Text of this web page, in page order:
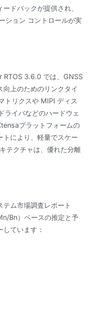
ドバックが提供され、
ション コントロールが実
3.6.0 では、GNSS
上のためのリンクタイ
トリクスや MIPI ディス
ライバなどのハードウェ
プラットフォームの
トにより、軽量でスケー
テクチャは、優れた分離
ム市場調査レポート
Bn）ベースの推定と予
ています：